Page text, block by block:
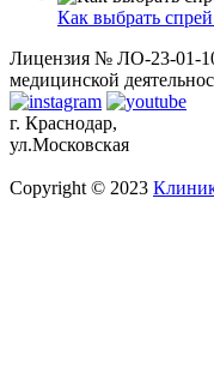
Как выбрать спрей
Лицензия № ЛО-23-01-
медицинской
г. Краснодар,
ул.Московская
Copyright © 2023